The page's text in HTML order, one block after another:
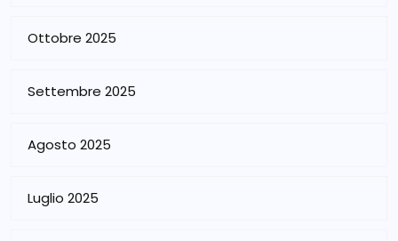
Ottobre 2025
Settembre 2025
Agosto 2025
Luglio 2025